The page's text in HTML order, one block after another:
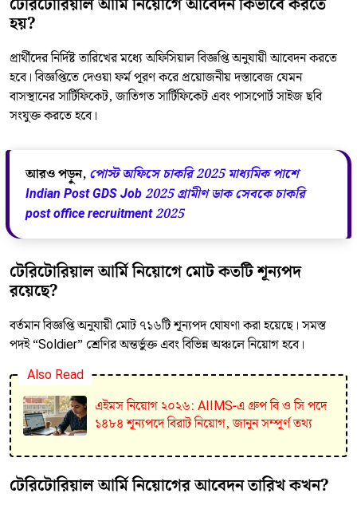
হয়?
প্রার্থীদের নির্দিষ্ট তারিখের মধ্যে অফিসিয়াল বিজ্ঞপ্তি অনুযায়ী আবেদন করতে
হবে। বিজ্ঞপ্তিতে দেওয়া ফর্ম পূরণ করে প্রয়োজনীয় দস্তাবেজ যেমন
বাসস্থানের সার্টিফিকেট, জাতিগত সার্টিফিকেট এবং পাসপোর্ট সাইজ ছবি
সংযুক্ত করতে হবে।
আরও পড়ুন, পোস্ট অফিসে চাকরি 2025 মাধ্যমিক পাশে
Indian Post GDS Job 2025 গ্রামীণ ডাক সেবকে চাকরি
post office recruitment 2025
টেরিটোরিয়াল আর্মি নিয়োগে মোট কতটি শূন্যপদ
রয়েছে?
বর্তমান বিজ্ঞপ্তি অনুযায়ী মোট ৭১৬টি শূন্যপদ ঘোষণা করা হয়েছে। সমস্ত
পদই “Soldier” শ্রেণির অন্তর্ভুক্ত এবং বিভিন্ন অঞ্চলে নিয়োগ হবে।
Also Read
এইমস নিয়োগ ২০২৬: AIIMS-এ গ্রুপ বি ও সি পদে
১৪৮৪ শূন্যপদে বিরাট নিয়োগ, জানুন সম্পূর্ণ তথ্য
টেরিটোরিয়াল আর্মি নিয়োগের আবেদন তারিখ কখন?